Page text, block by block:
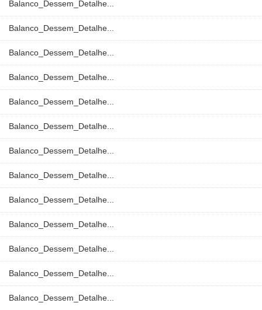
Balanco_Dessem_Detalhe...
Balanco_Dessem_Detalhe...
Balanco_Dessem_Detalhe...
Balanco_Dessem_Detalhe...
Balanco_Dessem_Detalhe...
Balanco_Dessem_Detalhe...
Balanco_Dessem_Detalhe...
Balanco_Dessem_Detalhe...
Balanco_Dessem_Detalhe...
Balanco_Dessem_Detalhe...
Balanco_Dessem_Detalhe...
Balanco_Dessem_Detalhe...
Balanco_Dessem_Detalhe...